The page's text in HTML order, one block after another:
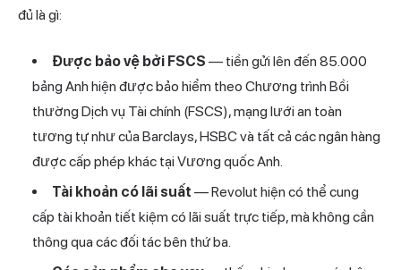
đủ là gì:
Được bảo vệ bởi FSCS — tiền gửi lên đến 85.000
bảng Anh hiện được bảo hiểm theo Chương trình Bồi
thường Dịch vụ Tài chính (FSCS), mạng lưới an toàn
tương tự như của Barclays, HSBC và tất cả các ngân hàng
được cấp phép khác tại Vương quốc Anh.
Tài khoản có lãi suất — Revolut hiện có thể cung
cấp tài khoản tiết kiệm có lãi suất trực tiếp, mà không cần
thông qua các đối tác bên thứ ba.